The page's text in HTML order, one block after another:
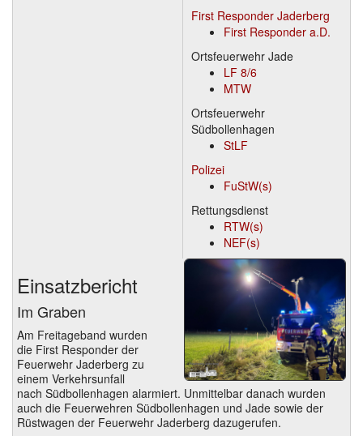
First Responder Jaderberg
First Responder a.D.
Ortsfeuerwehr Jade
LF 8/6
MTW
Ortsfeuerwehr
Südbollenhagen
StLF
Polizei
FuStW(s)
Rettungsdienst
RTW(s)
NEF(s)
Einsatzbericht
Im Graben
Am Freitageband wurden
die First Responder der
Feuerwehr Jaderberg zu
einem Verkehrsunfall
nach Südbollenhagen alarmiert. Unmittelbar danach wurden
auch die Feuerwehren Südbollenhagen und Jade sowie der
Rüstwagen der Feuerwehr Jaderberg dazugerufen.